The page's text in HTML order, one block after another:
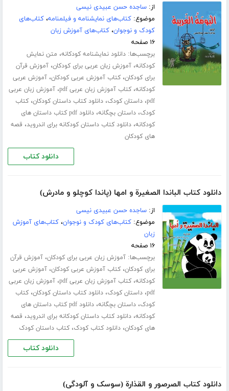
از:ساجده حسن عبیدی نیسی
موضوع:کتاب‌های نمایشنامه و فیلمنامه،کتاب‌های
کودک و نوجوان،کتاب‌های آموزش زبان
۱۶ صفحه
برچسب‌ها:دانلود نمایشنامه کودکانه، متن نمایش
کودکانه،آموزش زبان عربی برای کودکان،آموزش قرآن
برای کودکان،کتاب آموزش عربی کودکان،آموزش عربی
کودکانه،کتاب آموزش زبان عربی pdf ،آموزش زبان عربی
pdf،داستان کودک،دانلود کتاب داستان کودکان،کتاب
کودک،داستان بچگانه،
دانلود pdf کتاب داستان های
کودکانه،دانلود کتاب داستان کودکانه برای اندروید، قصه
های کودکان
دانلود کتاب
دانلود کتاب الباندا الصغیرة و امها (پاندا کوچلو و مادرش)
از:ساجده حسن عبیدی نیسی
موضوع:کتاب‌های کودک و نوجوان،کتاب‌های آموزش
زبان
۱۶ صفحه
برچسب‌ها:آموزش زبان عربی برای کودکان،آموزش قرآن
برای کودکان،کتاب آموزش عربی کودکان،آموزش عربی
کودکانه،کتاب آموزش زبان عربی pdf ،آموزش زبان عربی
pdf،داستان کودک،دانلود کتاب داستان کودکان،کتاب
کودک،داستان بچگانه،
دانلود pdf کتاب داستان های
کودکانه،دانلود کتاب داستان کودکانه برای اندروید، قصه
های کودکان،دانلود کتاب کودک،کتاب داستان کودک
دانلود کتاب
دانلود کتاب الصرصور و القذارة (سوسک و آلودگی)